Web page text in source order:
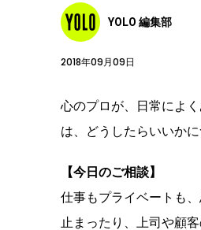
YOLO 編集部
2018年09月09日
心のプロが、日常によ
は、どうしたらいいか
【今日のご相談】
仕事もプライベートも
止まったり、上司や顧